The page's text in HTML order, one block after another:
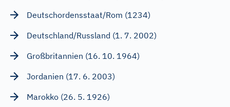
Deutschordensstaat/Rom (1234)
Deutschland/Russland (1. 7. 2002)
Großbritannien (16. 10. 1964)
Jordanien (17. 6. 2003)
Marokko (26. 5. 1926)